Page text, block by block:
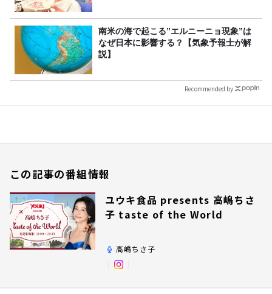
南米の海で起こる”エルニーニョ現象”は
なぜ日本に影響する？【気象予報士が解
説】
Recommended by
この記事の番組情報
ユウキ食品 presents 高嶋ちさ
子 taste of the World
高嶋ちさ子